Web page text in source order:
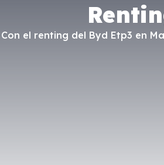
Con el renting del Byd Etp3 en